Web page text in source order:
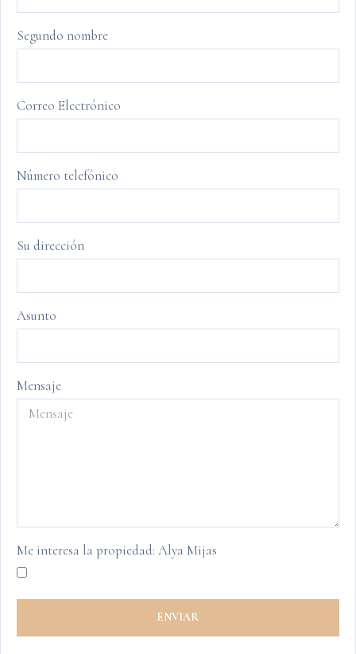
Segundo nombre
Correo Electrónico
Número telefónico
Su dirección
Asunto
Mensaje
Me interesa la propiedad: Alya Mijas
ENVIAR